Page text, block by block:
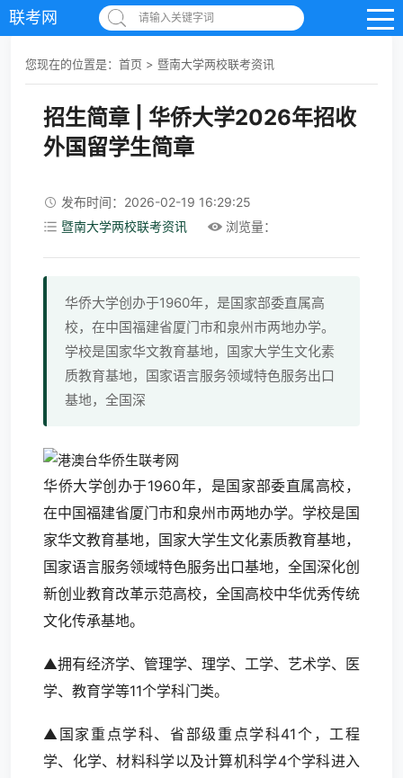
联考网 请输入关键字词
您现在的位置是： 首页 > 暨南大学两校联考资讯
招生简章 | 华侨大学2026年招收
外国留学生简章
发布时间：2026-02-19 16:29:25
暨南大学两校联考资讯
浏览量：
华侨大学创办于1960年，是国家部委直属高
校，在中国福建省厦门市和泉州市两地办学。
学校是国家华文教育基地，国家大学生文化素
质教育基地，国家语言服务领域特色服务出口
基地，全国深
华侨大学创办于1960年，是国家部委直属高校，
在中国福建省厦门市和泉州市两地办学。学校是国
家华文教育基地，国家大学生文化素质教育基地，
国家语言服务领域特色服务出口基地，全国深化创
新创业教育改革示范高校，全国高校中华优秀传统
文化传承基地。
▲拥有经济学、管理学、理学、工学、艺术学、医
学、教育学等11个学科门类。
▲国家重点学科、省部级重点学科41个，工程
学、化学、材料科学以及计算机科学4个学科进入